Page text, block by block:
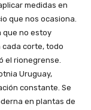
medidas en
que nos ocasiona.
que no estoy
cada corte, todo
el rionegrense.
Uruguay,
constante. Se
en plantas de